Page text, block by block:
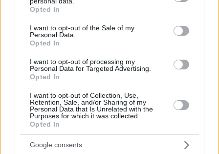
grant or deny consent to Google and its third-party tags to
use your data for below specified purposes in below Google
consent section.
Opted In
I want to opt-out of the Sale of my
Personal Data.
Opted In
I want to opt-out of processing my
Personal Data for Targeted Advertising.
Opted In
I want to opt-out of Collection, Use,
Retention, Sale, and/or Sharing of my
Personal Data that Is Unrelated with the
Purposes for which it was collected.
Opted In
Google consents
ΣΤΕΛΙΟΣ ΖΩΝΤΟΣ
Όταν το ψέμα τηρεί ωράριο γραφείου
ΠΑΝΟΣ ΛΟΥΚΑΚΟΣ
Επάγγελμα βουλευτής: το «ηθικό» και το υλικό
«πλεονέκτημα»
Φωτιά σε εγκαταλελειμμένο κτήριο στο Μοσχάτο
26χρονη δολοφονήθηκε στη μέση του δρόμου στην
Κωνσταντινούπολη: Τη σκότωσε ο πρώην της έξω από
φαρμακείο που είχε πάει με την αδελφή της
πριν 17 λεπτά